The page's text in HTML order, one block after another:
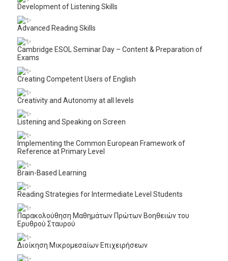
Development of Listening Skills
Advanced Reading Skills
Cambridge ESOL Seminar Day – Content & Preparation of
Exams
Creating Competent Users of English
Creativity and Autonomy at all levels
Listening and Speaking on Screen
Implementing the Common European Framework of
Reference at Primary Level
Brain-Based Learning
Reading Strategies for Intermediate Level Students
Παρακολούθηση Μαθημάτων Πρώτων Βοηθειών του
Ερυθρού Σταυρού
Διοίκηση Μικρομεσαίων Επιχειρήσεων